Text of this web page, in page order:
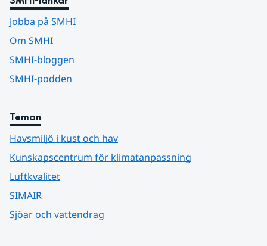
Jobba på SMHI
Om SMHI
SMHI-bloggen
SMHI-podden
Teman
Havsmiljö i kust och hav
Kunskapscentrum för klimatanpassning
Luftkvalitet
SIMAIR
Sjöar och vattendrag